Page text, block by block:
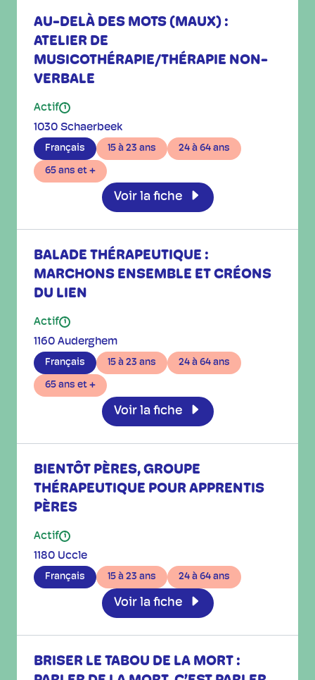
AU-DELÀ DES MOTS (MAUX) :
ATELIER DE
MUSICOTHÉRAPIE/THÉRAPIE NON-
VERBALE
Actif i
1030 Schaerbeek
Français 15 à 23 ans 24 à 64 ans
65 ans et +
Voir la fiche
BALADE THÉRAPEUTIQUE :
MARCHONS ENSEMBLE ET CRÉONS
DU LIEN
Actif i
1160 Auderghem
Français 15 à 23 ans 24 à 64 ans
65 ans et +
Voir la fiche
BIENTÔT PÈRES, GROUPE
THÉRAPEUTIQUE POUR APPRENTIS
PÈRES
Actif i
1180 Uccle
Français 15 à 23 ans 24 à 64 ans
Voir la fiche
BRISER LE TABOU DE LA MORT :